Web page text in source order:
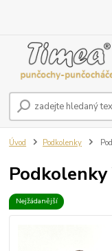
Úvod Podkolenky
Nejžádanější